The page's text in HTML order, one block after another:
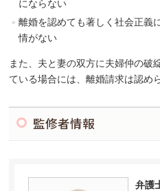
にならない
離婚を認めても著しく社会正義
情がない
また、夫と妻の双方に夫婦仲の破
ている場合には、離婚請求は認め
監修者情報
弁護